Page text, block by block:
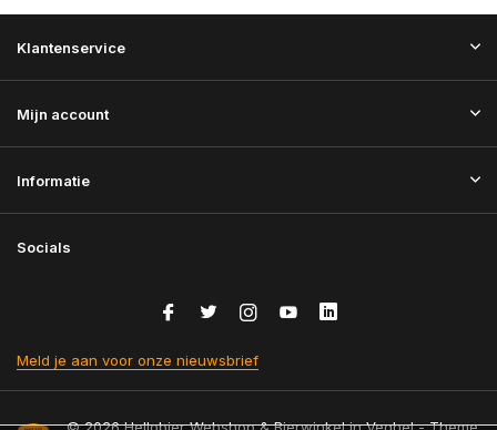
Klantenservice
Mijn account
Informatie
Socials
Meld je aan voor onze nieuwsbrief